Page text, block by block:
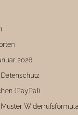
2026
(PayPal)